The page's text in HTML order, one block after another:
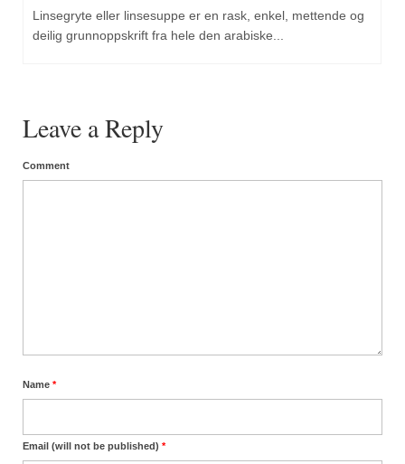
Linsegryte eller linsesuppe er en rask, enkel, mettende og
deilig grunnoppskrift fra hele den arabiske...
Leave a Reply
Comment
Name *
Email (will not be published) *